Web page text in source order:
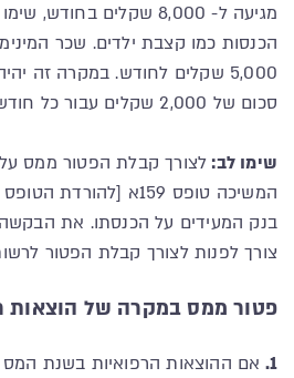
מגיעה ל- 8,000 שקלים
5,000 שקלים לחודש. במקרה זה
סכום של 2,000 שקלים עבור כל חודש או 6,000 שקלים בלבד.
שימו לב: לצורך קבלת הפטור ממס
המשיכה טופס 159א [להורדת הטופס
בנק המעידים על הכנסתו. את הבקשה
צורך לפנות לצורך קבלת הפטור
פטור ממס במקרה של הוצאות
1. אם ההוצאות הרפואיות בשנת